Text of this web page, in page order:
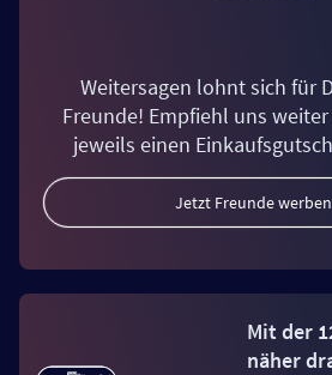
Weitersagen lohnt sich für
Freunde! Empfiehl uns
jeweils einen
Jetzt Freunde werben
Mit der
näher